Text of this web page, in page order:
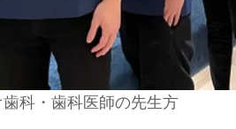
科・歯科医師の先生方